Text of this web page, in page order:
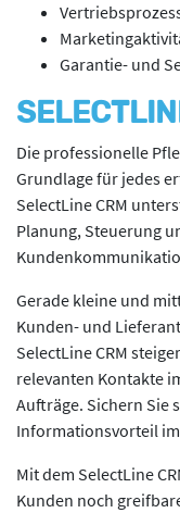
Garantie- und
Die professionelle
Grundlage für jedes
SelectLine CRM
Planung, Steuerung
Gerade kleine und
Kunden- und
SelectLine CRM
relevanten Kontakte
Aufträge. Sichern Sie
Informationsvorteil
Mit dem SelectLine
Kunden noch